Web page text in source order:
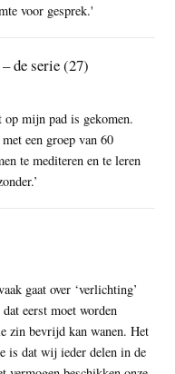
voor gesprek.'
de serie (27)
mijn pad is gekomen.
een groep van 60
te mediteren en te leren
gaat over ‘verlichting’
eerst moet worden
zin bevrijd kan wanen. Het
is dat wij ieder delen in de